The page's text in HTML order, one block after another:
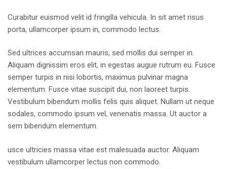
Curabitur euismod velit id fringilla vehicula. In sit amet risus
porta, ullamcorper ipsum in, commodo lectus.
Sed ultrices accumsan mauris, sed mollis dui semper in.
Aliquam dignissim eros elit, in egestas augue rutrum eu. Fusce
semper turpis in nisi lobortis, maximus pulvinar magna
elementum. Fusce vitae suscipit dui, non laoreet turpis.
Vestibulum bibendum mollis felis quis aliquet. Nullam ut neque
sodales, commodo ipsum vel, venenatis massa. Ut auctor a
sem bibendum elementum.
usce ultricies massa vitae est malesuada auctor. Aliquam
vestibulum ullamcorper lectus non commodo.